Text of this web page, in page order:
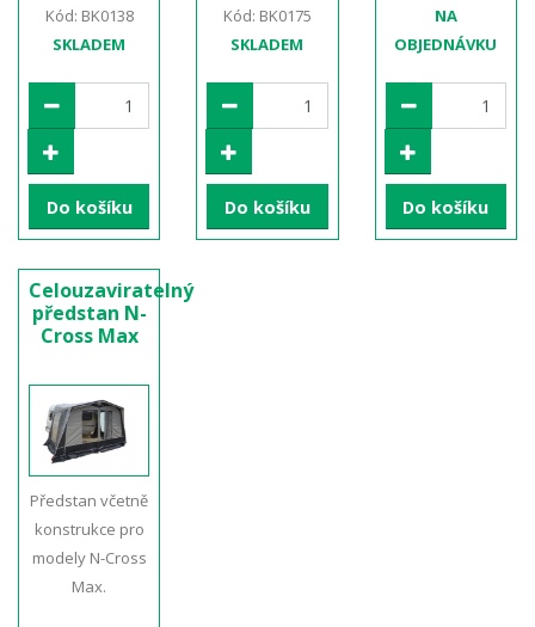
Kód: BK0138
SKLADEM
Do košíku
Kód: BK0175
SKLADEM
Do košíku
NA
OBJEDNÁVKU
Do košíku
Celouzaviratelný
předstan N-
Cross Max
Předstan včetně
konstrukce pro
modely N-Cross
Max.